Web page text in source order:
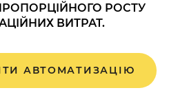
РОСТУ
ВИТРАТ.
АВТОМАТИЗАЦІЮ